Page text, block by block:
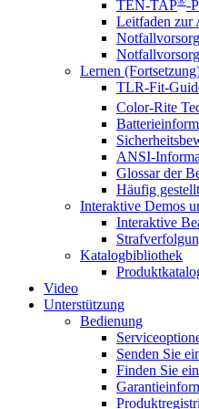
TEN-TAP -
Leitfaden zur
Lernen
TLR-Fit-
Color-Rite
ANSI-
Glossar der
Häufig
Interaktive Demos
Interaktive
Katalogbibliothek
Video
Unterstützung
Bedienung
Senden Sie
Finden Sie